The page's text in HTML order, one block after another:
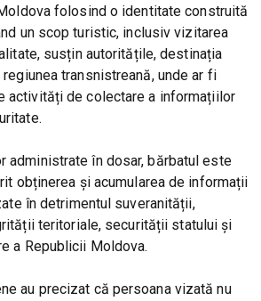
folosind o identitate construită
un scop turistic, inclusiv vizitarea
susțin autoritățile, destinația
transnistreană, unde ar fi
activități de colectare a informațiilor
administrate în dosar, bărbatul este
obținerea și acumularea de informații
în detrimentul suveranității,
teritoriale, securității statului și
a Republicii Moldova.
au precizat că persoana vizată nu